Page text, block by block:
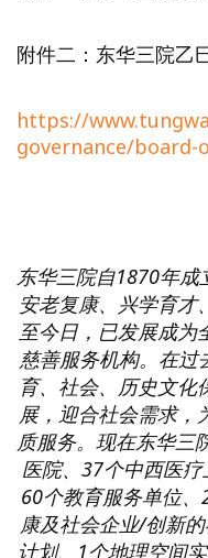
附件二：东华三院乙
https://
governance/
东华三院自1870年成
安老复康、兴学育才
至今日，已发展成为
慈善服务机构。在过
育、社会、历史文化
展，迎合社会需求，
质服务。现在东华三
医院、 37个中西医
60个教育服务单位、
康及社会企业/创新的
计划、 1个地理空间